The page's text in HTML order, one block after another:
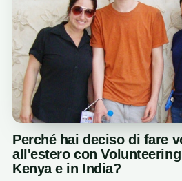
Perché hai deciso di fare
all'estero con
Kenya e in India?